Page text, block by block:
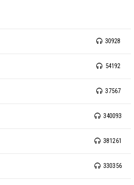
30928
54192
37567
340093
381261
330356